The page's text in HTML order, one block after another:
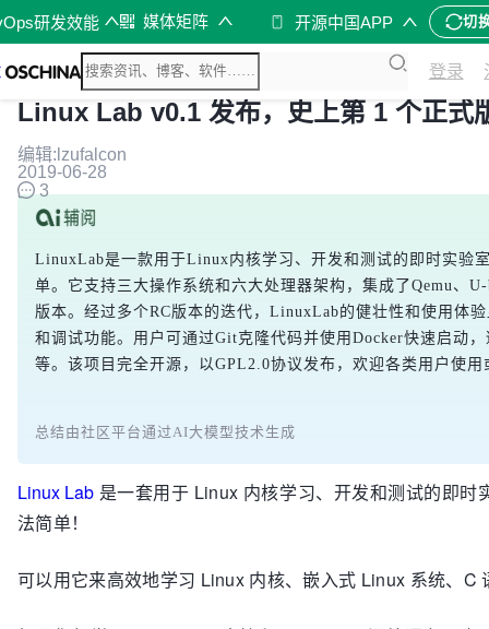
研发效能 媒体矩阵 开源中国APP 切
登录
Linux Lab v0.1 发布，史上第 1 个正式
编辑:lzufalcon
2019-06-28
3
LinuxLab是一款用于Linux内核学习、开发和测试的即时实验
单。它支持三大操作系统和六大处理器架构，集成了Qemu、
版本。经过多个RC版本的迭代，LinuxLab的健壮性和使用体
和调试功能。用户可通过Git克隆代码并使用Docker快速启动
等。该项目完全开源，以GPL2.0协议发布，欢迎各类用户使用
总结由社区平台通过AI大模型技术生成
Linux Lab 是一套用于 Linux 内核学习、开发和测试的即
法简单！
可以用它来高效地学习 Linux 内核、嵌入式 Linux 系统、